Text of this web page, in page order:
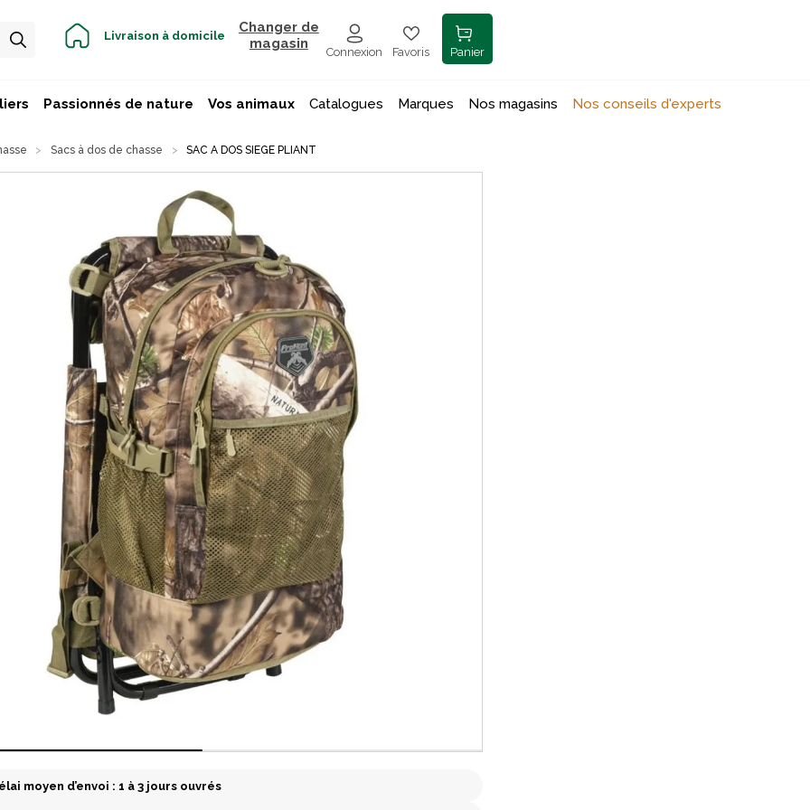
Livraison à domicile
Changer de
magasin
Connexion Favoris Panier
Passionnés de nature Vos animaux Catalogues Marques Nos magasins Nos conseils d'experts
Sacs à dos de chasse SAC A DOS SIEGE PLIANT
moyen d’envoi : 1 à 3 jours ouvrés